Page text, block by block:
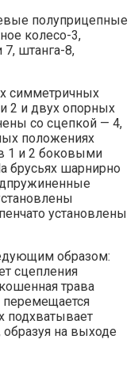
полуприцепные
колесо-3,
7, штанга-8,
симметричных
2 и двух опорных
со сцепкой — 4,
положениях
1 и 2 боковыми
брусьях шарнирно
установлены
образом:
сцепления
трава
подхватывает
на выходе